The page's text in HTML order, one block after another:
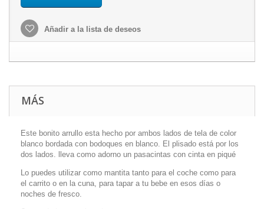
Añadir a la lista de deseos
MÁS
Este bonito arrullo esta hecho por ambos lados de tela de color
blanco bordada con bodoques en blanco. El plisado está por los
dos lados. lleva como adorno un pasacintas con cinta en piqué
Lo puedes utilizar como mantita tanto para el coche como para
el carrito o en la cuna, para tapar a tu bebe en esos días o
noches de fresco.